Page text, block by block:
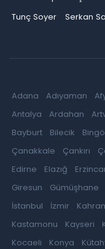
Tunç Soyer
Serkan
Adana Adıyaman
Antalya
Ardahan
Bayburt
Bilecik
Çanakkale
Çankırı
Edirne
Elazığ
Giresun
Gümüşhane
İstanbul
İzmir
Kastamonu
Kayseri
Kocaeli
Konya